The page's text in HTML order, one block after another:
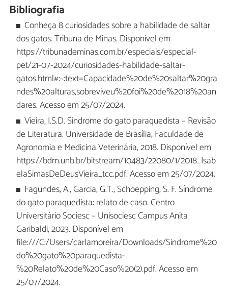
Bibliografia
Conheça 8 curiosidades sobre a habilidade de saltar
dos gatos. Tribuna de Minas. Disponível em
https://tribunademinas.com.br/especiais/especial-
pet/21-07-2024/curiosidades-habilidade-saltar-
gatos.html#:~:text=Capacidade%20de%20saltar%20gra
ndes%20alturas,sobreviveu%20foi%20de%2018%20an
dares. Acesso em 25/07/2024.
Vieira, I.S.D. Síndrome do gato paraquedista – Revisão
de Literatura. Universidade de Brasília, Faculdade de
Agronomia e Medicina Veterinária, 2018. Disponível em
https://bdm.unb.br/bitstream/10483/22080/1/2018_Isab
elaSimasDeDeusVieira_tcc.pdf. Acesso em 25/07/2024.
Fagundes, A., Garcia, G.T., Schoepping, S. F. Síndrome
do gato paraquedista: relato de caso. Centro
Universitário Sociesc – Unisociesc Campus Anita
Garibaldi, 2023. Disponível em
file:///C:/Users/carlamoreira/Downloads/Sindrome%20
do%20gato%20paraquedista-
%20Relato%20de%20Caso%20(2).pdf. Acesso em
25/07/2024.